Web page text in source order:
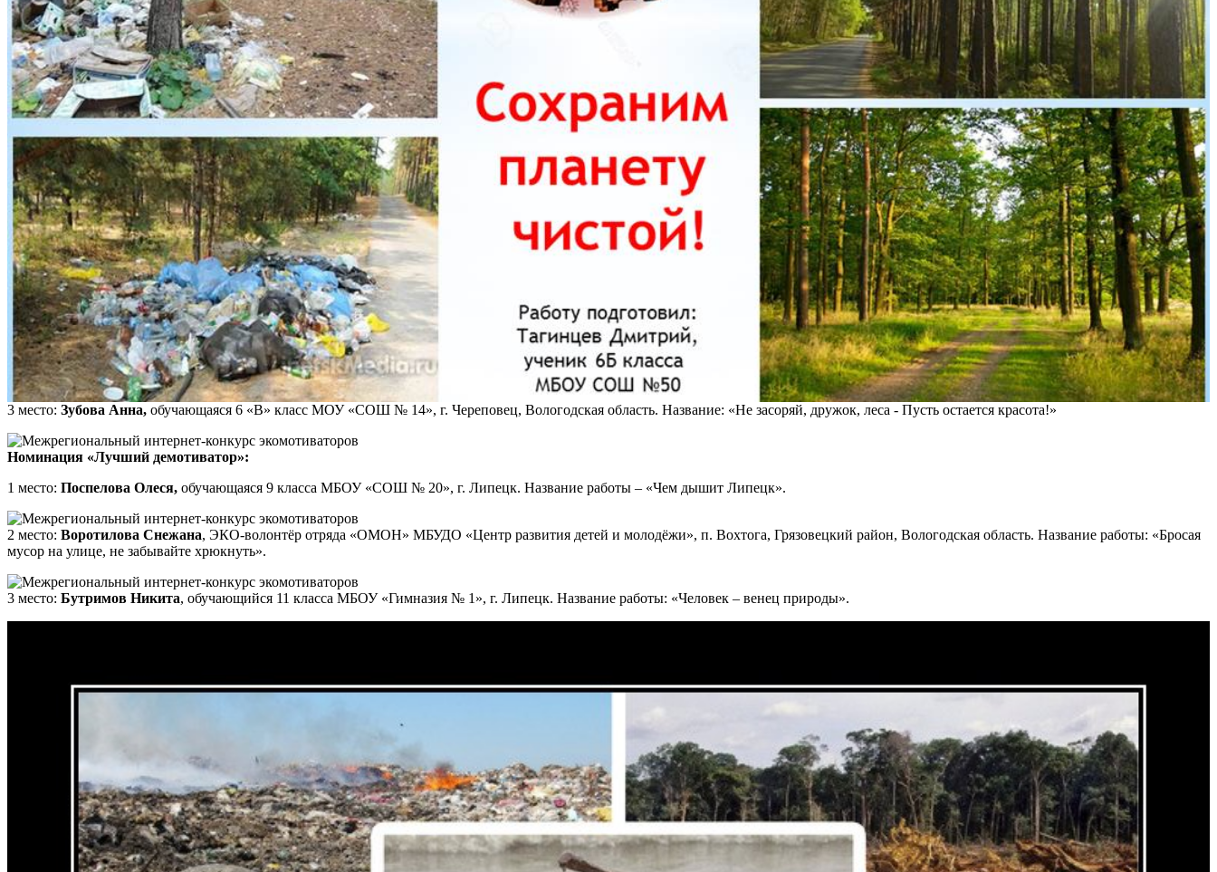
3 место: Зубова Анна, обучающаяся 6 «В» класс МОУ «СОШ № 14», г. Череповец, Вологодская область. Название: «Не засоряй, дружок, леса - Пусть остается красота!»
Номинация «Лучший демотиватор»:
1 место: Поспелова Олеся, обучающаяся 9 класса МБОУ «СОШ № 20», г. Липецк. Название работы – «Чем дышит Липецк».
2 место: Воротилова Снежана, ЭКО-волонтёр отряда «ОМОН» МБУДО «Центр развития детей и молодёжи», п. Вохтога, Грязовецкий район, Вологодская область. Название работы: «Бросая
мусор на улице, не забывайте хрюкнуть».
3 место: Бутримов Никита, обучающийся 11 класса МБОУ «Гимназия № 1», г. Липецк. Название работы: «Человек – венец природы».